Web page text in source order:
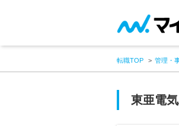
転職TOP 管理・
東亜電